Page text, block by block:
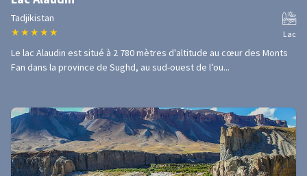
Tadjikistan
★ ★ ★ ★ ★ Lac
Le lac Alaudin est situé à 2 780 mètres d'altitude au cœur des Monts
Fan dans la province de Sughd, au sud-ouest de l’ou...